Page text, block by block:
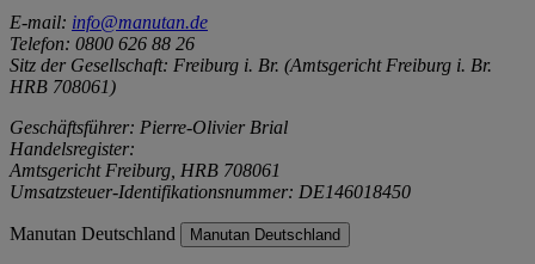
E-mail: info@manutan.de
Telefon: 0800 626 88 26
Sitz der Gesellschaft: Freiburg i. Br. (Amtsgericht Freiburg i. Br.
HRB 708061)
Geschäftsführer: Pierre-Olivier Brial
Handelsregister:
Amtsgericht Freiburg, HRB 708061
Umsatzsteuer-Identifikationsnummer: DE146018450
Manutan Deutschland Manutan Deutschland